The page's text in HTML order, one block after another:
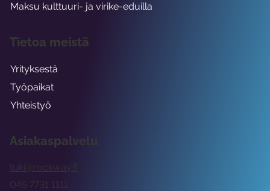
Asiakaspalvelu
tuki@rockway.fi
045 7731 1111
Maksu kulttuuri- ja virike-eduilla
Tietoa meistä
Yrityksestä
Työpaikat
Yhteistyö